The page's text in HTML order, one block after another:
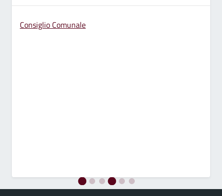
Consiglio Comunale